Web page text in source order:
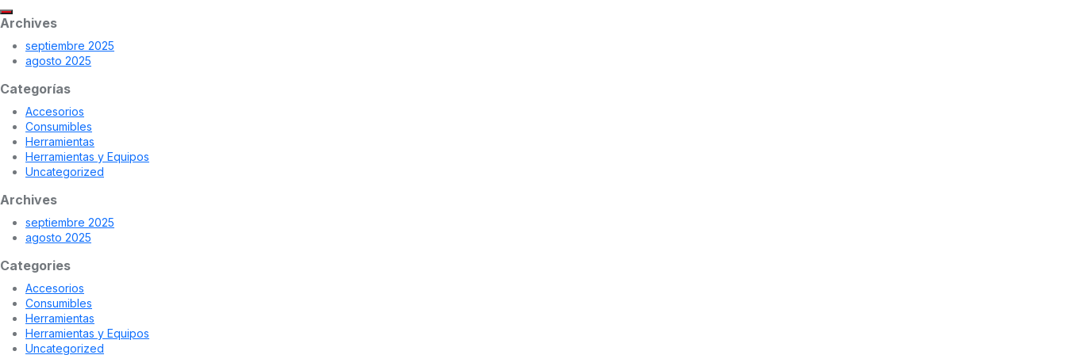
Archives
septiembre 2025
agosto 2025
Categorías
Accesorios
Consumibles
Herramientas
Herramientas y Equipos
Uncategorized
Archives
septiembre 2025
agosto 2025
Categories
Accesorios
Consumibles
Herramientas
Herramientas y Equipos
Uncategorized